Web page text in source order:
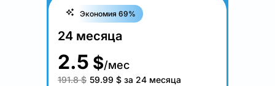
Экономия 69%
24 месяца
2.5 $/мес
191.8 $ 59.99 $ за 24 месяца